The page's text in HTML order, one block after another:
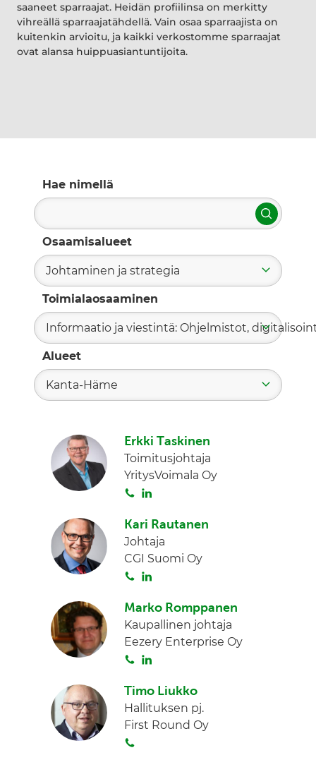
saaneet sparraajat. Heidän profiilinsa on merkitty
vihreällä sparraajatähdellä. Vain osaa sparraajista on
kuitenkin arvioitu, ja kaikki verkostomme sparraajat
ovat alansa huippuasiantuntijoita.
Hae nimellä
Hae
Osaamisalueet
Johtaminen ja strategia
Toimialaosaaminen
Informaatio ja viestintä: Ohjelmistot,
Alueet
Kanta-Häme
Erkki Taskinen
Toimitusjohtaja
YritysVoimala Oy
S
i
t
a
n
k
e
n
Kari Rautanen
Johtaja
CGI Suomi Oy
S
i
t
a
n
k
e
n
Marko Romppanen
Kaupallinen johtaja
Eezery Enterprise Oy
S
i
t
a
n
k
e
Timo Liukko
Hallituksen pj.
First Round Oy